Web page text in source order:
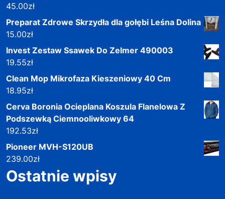
45.00zł
Preparat Zdrowe Skrzydła dla gołębi Leśna Dolina
15.00zł
Invest Zestaw Ssawek Do Zelmer 490003
19.55zł
Clean Mop Mikrofaza Kieszeniowy 40 Cm
18.95zł
Cerva Boronia Ocieplana Koszula Flanelowa Z
Podszewką Ciemnooliwkowy 64
192.53zł
Pioneer MVH-S120UB
239.00zł
Ostatnie wpisy